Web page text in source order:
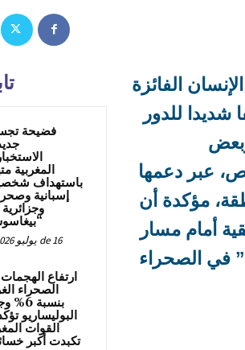
فضيحة
المغربية
باستهداف
إسبانية
16 de يوليو de 2026
ارتفاع
الصحراء
بنسبة
البوليساريو
القوات
تكبدت أكبر
الفائزة
شديدا للدور
عبر دعمها
مؤكدة أن
أمام مسار
في الصحراء